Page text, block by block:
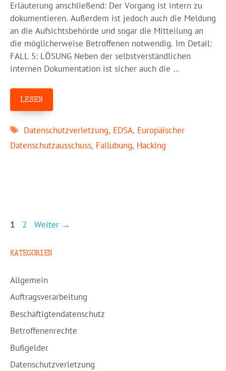
Erläuterung anschließend: Der Vorgang ist intern zu
dokumentieren. Außerdem ist jedoch auch die Meldung
an die Aufsichtsbehörde und sogar die Mitteilung an
die möglicherweise Betroffenen notwendig. Im Detail:
FALL 5: LÖSUNG Neben der selbstverständlichen
internen Dokumentation ist sicher auch die …
LESEN
Schlagwörter
Datenschutzverletzung, EDSA, Europäischer
Datenschutzausschuss, Fallübung, Hacking
Seite
1 Seite
2 Weiter →
KATEGORIEN
Allgemein
Auftragsverarbeitung
Beschäftigtendatenschutz
Betroffenenrechte
Bußgelder
Datenschutzverletzung